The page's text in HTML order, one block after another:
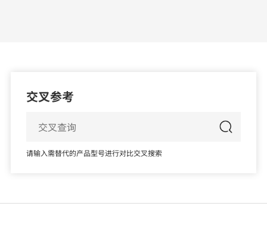
交叉参考
请输入需替代的产品型号进行对比交叉搜索